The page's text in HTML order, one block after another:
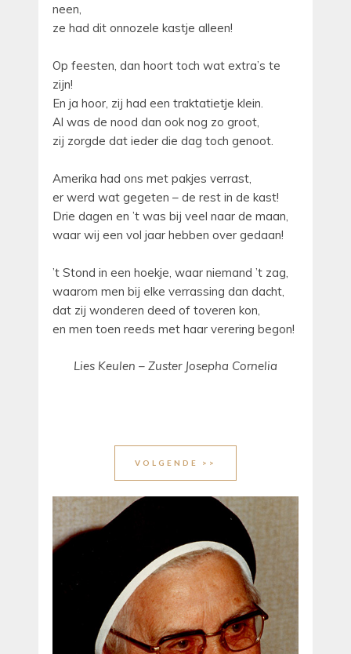
neen,
ze had dit onnozele kastje alleen!
Op feesten, dan hoort toch wat extra’s te
zijn!
En ja hoor, zij had een traktatietje klein.
Al was de nood dan ook nog zo groot,
zij zorgde dat ieder die dag toch genoot.
Amerika had ons met pakjes verrast,
er werd wat gegeten – de rest in de kast!
Drie dagen en ’t was bij veel naar de maan,
waar wij een vol jaar hebben over gedaan!
’t Stond in een hoekje, waar niemand ’t zag,
waarom men bij elke verrassing dan dacht,
dat zij wonderen deed of toveren kon,
en men toen reeds met haar verering begon!
Lies Keulen – Zuster Josepha Cornelia
VOLGENDE >>